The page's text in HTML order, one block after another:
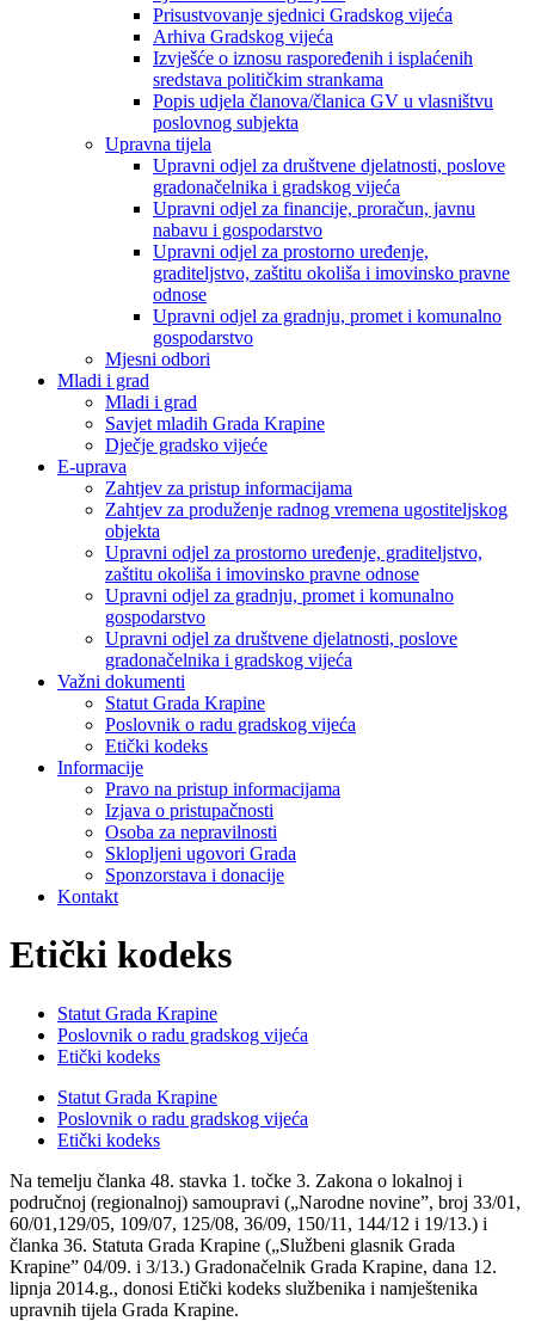
Prisustvovanje sjednici Gradskog vijeća
Arhiva Gradskog vijeća
Izvješće o iznosu raspoređenih i isplaćenih
sredstava političkim strankama
Popis udjela članova/članica GV u vlasništvu
poslovnog subjekta
Upravna tijela
Upravni odjel za društvene djelatnosti, poslove
gradonačelnika i gradskog vijeća
Upravni odjel za financije, proračun, javnu
nabavu i gospodarstvo
Upravni odjel za prostorno uređenje,
graditeljstvo, zaštitu okoliša i imovinsko pravne
odnose
Upravni odjel za gradnju, promet i komunalno
gospodarstvo
Mjesni odbori
Mladi i grad
Mladi i grad
Savjet mladih Grada Krapine
Dječje gradsko vijeće
E-uprava
Zahtjev za pristup informacijama
Zahtjev za produženje radnog vremena ugostiteljskog
objekta
Upravni odjel za prostorno uređenje, graditeljstvo,
zaštitu okoliša i imovinsko pravne odnose
Upravni odjel za gradnju, promet i komunalno
gospodarstvo
Upravni odjel za društvene djelatnosti, poslove
gradonačelnika i gradskog vijeća
Važni dokumenti
Statut Grada Krapine
Poslovnik o radu gradskog vijeća
Etički kodeks
Informacije
Pravo na pristup informacijama
Izjava o pristupačnosti
Osoba za nepravilnosti
Sklopljeni ugovori Grada
Sponzorstava i donacije
Kontakt
Etički kodeks
Statut Grada Krapine
Poslovnik o radu gradskog vijeća
Etički kodeks
Statut Grada Krapine
Poslovnik o radu gradskog vijeća
Etički kodeks
Na temelju članka 48. stavka 1. točke 3. Zakona o lokalnoj i
područnoj (regionalnoj) samoupravi („Narodne novine”, broj 33/01,
60/01,129/05, 109/07, 125/08, 36/09, 150/11, 144/12 i 19/13.) i
članka 36. Statuta Grada Krapine („Službeni glasnik Grada
Krapine” 04/09. i 3/13.) Gradonačelnik Grada Krapine, dana 12.
lipnja 2014.g., donosi Etički kodeks službenika i namještenika
upravnih tijela Grada Krapine.